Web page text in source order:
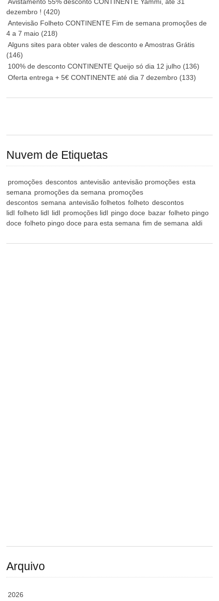
dezembro ! (420)
Antevisão Folheto CONTINENTE Fim de semana promoções de
4 a 7 maio (218)
Alguns sites para obter vales de desconto e Amostras Grátis
(146)
100% de desconto CONTINENTE Queijo só dia 12 julho (136)
Oferta entrega + 5€ CONTINENTE até dia 7 dezembro (133)
Nuvem de Etiquetas
promoções descontos antevisão antevisão promoções esta
semana promoções da semana promoções
descontos semana antevisão folhetos folheto descontos
lidl folheto lidl lidl promoções lidl pingo doce bazar folheto pingo
doce folheto pingo doce para esta semana fim de semana aldi
Arquivo
2026